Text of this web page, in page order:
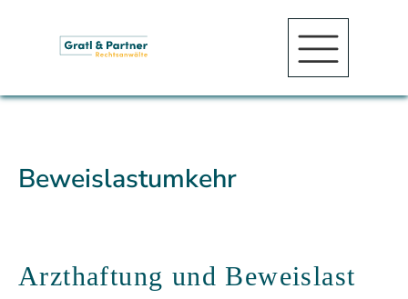
Beweislastumkehr
Arzthaftung und Beweislast